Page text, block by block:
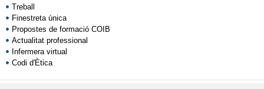
Treball
Finestreta única
Propostes de formació COIB
Actualitat professional
Infermera virtual
Codi d'Ètica